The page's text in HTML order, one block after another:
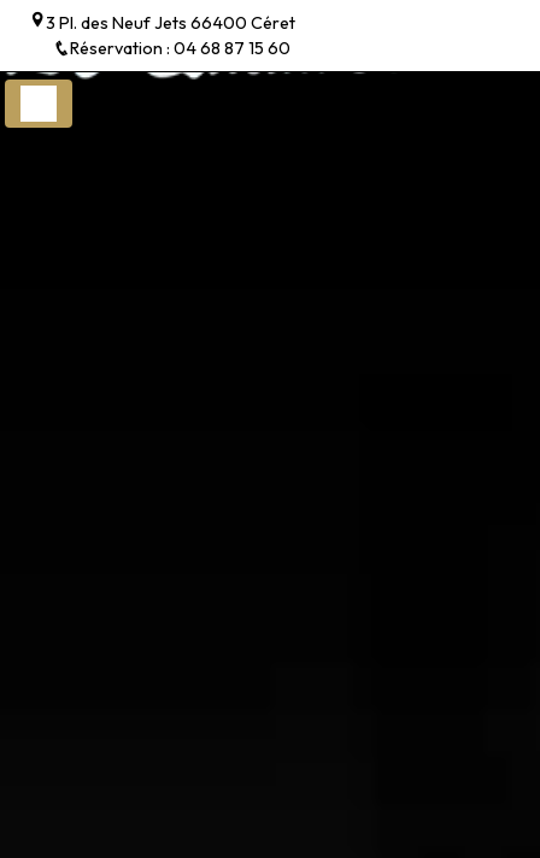
3 Pl. des Neuf Jets 66400 Céret
Réservation : 04 68 87 15 60
Panneau de gestion des cookies